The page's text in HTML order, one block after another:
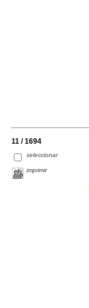
11 / 1694
seleccionar
imprimir